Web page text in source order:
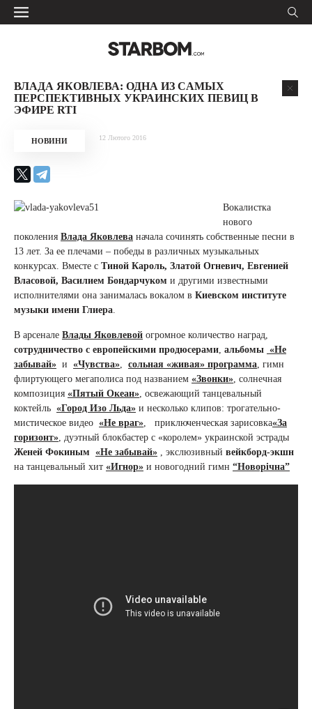
ВЛАДА ЯКОВЛЕВА: ОДНА ИЗ CАМЫХ
ПЕРСПЕКТИВНЫХ УКРАИНСКИХ ПЕВИЦ В
ЭФИРЕ RTI
НОВИНИ 12 Лютого 2016
Вокалистка
нового
поколения Влада Яковлева начала сочинять собственные песни в
13 лет. За ее плечами – победы в различных музыкальных
конкурсах. Вместе с Тиной Кароль, Златой Огневич, Евгенией
Власовой, Василием Бондарчуком и другими известными
исполнителями она занималась вокалом в Киевском институте
музыки имени Глиера.
В арсенале Влады Яковлевой огромное количество наград,
сотрудничество с европейскими продюсерами, альбомы «Не
забывай» и «Чувства», сольная «живая» программа, гимн
флиртующего мегаполиса под названием «Звонки», солнечная
композиция «Пятый Океан», освежающий танцевальный
коктейль «Город Изо Льда» и несколько клипов: трогательно-
мистическое видео «Не враг», приключенческая зарисовка«За
горизонт», дуэтный блокбастер с «королем» украинской эстрады
Женей Фокиным «Не забывай» , экслюзивный вейкборд-экшн
на танцевальный хит «Игнор» и новогодний гимн “Новорічна”